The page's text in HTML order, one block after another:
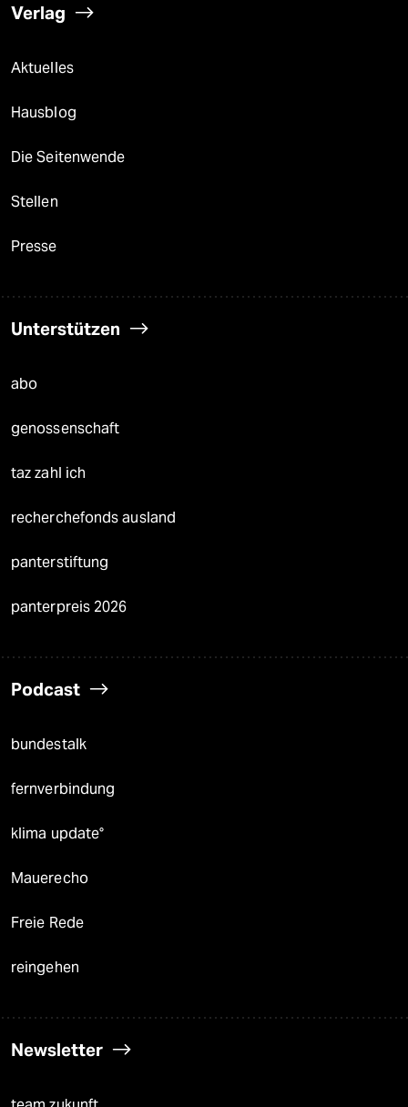
Verlag
Aktuelles
Hausblog
Die Seitenwende
Stellen
Presse
Unterstützen
abo
genossenschaft
taz zahl ich
recherchefonds ausland
panterstiftung
panterpreis 2026
Podcast
bundestalk
fernverbindung
klima update°
Mauerecho
Freie Rede
reingehen
Newsletter